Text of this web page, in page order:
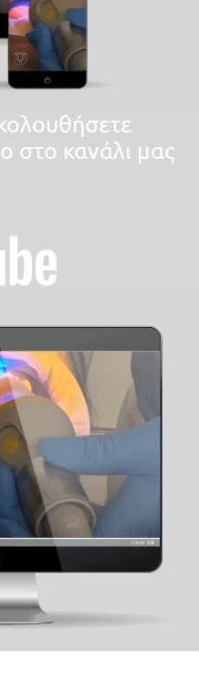
στο κανάλι μας